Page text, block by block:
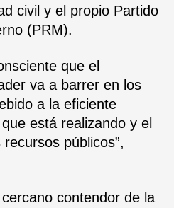
civil y el propio Partido
(PRM).
que el
va a barrer en los
a la eficiente
está realizando y el
públicos”,
contendor de la